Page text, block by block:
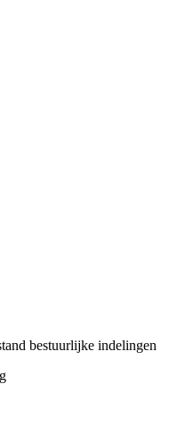
bestuurlijke indelingen